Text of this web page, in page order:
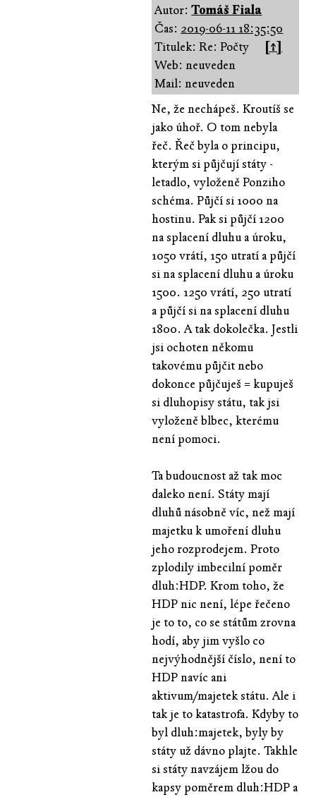
Autor:Tomáš Fiala
Čas: 2019-06-11 18:35:50
Titulek: Re: Počty
[↑]
Web: neuveden
Mail: neuveden
Ne, že nechápeš. Kroutíš se
jako úhoř. O tom nebyla
řeč. Řeč byla o principu,
kterým si půjčují státy -
letadlo, vyloženě Ponziho
schéma. Půjčí si 1000 na
hostinu. Pak si půjčí 1200
na splacení dluhu a úroku,
1050 vrátí, 150 utratí a půjčí
si na splacení dluhu a úroku
1500. 1250 vrátí, 250 utratí
a půjčí si na splacení dluhu
1800. A tak dokolečka. Jestli
jsi ochoten někomu
takovému půjčit nebo
dokonce půjčuješ = kupuješ
si dluhopisy státu, tak jsi
vyloženě blbec, kterému
není pomoci.
Ta budoucnost až tak moc
daleko není. Státy mají
dluhů násobně víc, než mají
majetku k umoření dluhu
jeho rozprodejem. Proto
zplodily imbecilní poměr
dluh:HDP. Krom toho, že
HDP nic není, lépe řečeno
je to to, co se státům zrovna
hodí, aby jim vyšlo co
nejvýhodnější číslo, není to
HDP navíc ani
aktivum/majetek státu. Ale i
tak je to katastrofa. Kdyby to
byl dluh:majetek, byly by
státy už dávno plajte. Takhle
si státy navzájem lžou do
kapsy poměrem dluh:HDP a